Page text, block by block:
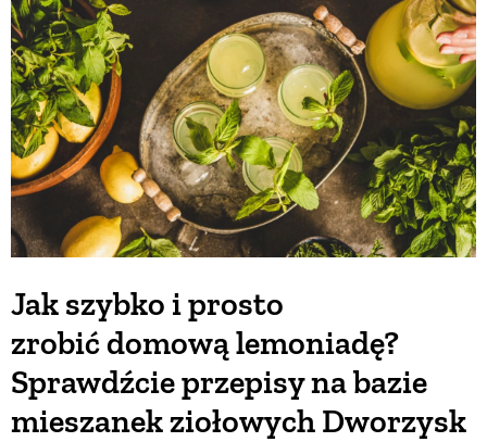
Jak szybko i prosto
zrobić domową lemoniadę?
Sprawdźcie przepisy na bazie
mieszanek ziołowych Dworzysk
BUDUJEMY DOM
OGRÓD
WARZYWA I OWOCE
PORADY
ZIELEŃ W DOMU